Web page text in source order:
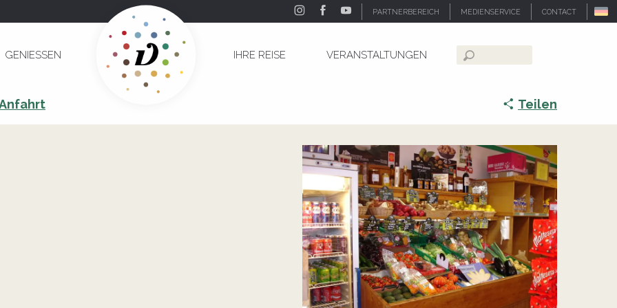
PARTNERBEREICH MEDIENSERVICE CONTACT
GENIESSEN IHRE REISE VERANSTALTUNGEN
Suche
de l'Enfant
Teilen